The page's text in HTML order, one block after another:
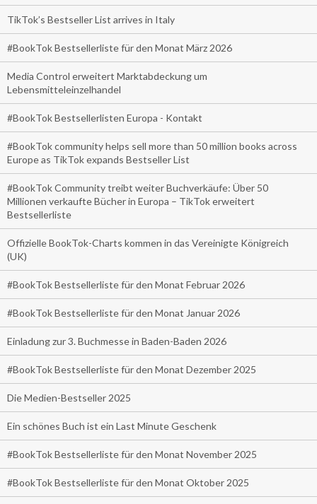
TikTok’s Bestseller List arrives in Italy
#BookTok Bestsellerliste für den Monat März 2026
Media Control erweitert Marktabdeckung um
Lebensmitteleinzelhandel
#BookTok Bestsellerlisten Europa - Kontakt
#BookTok community helps sell more than 50 million books across
Europe as TikTok expands Bestseller List
#BookTok Community treibt weiter Buchverkäufe: Über 50
Millionen verkaufte Bücher in Europa – TikTok erweitert
Bestsellerliste
Offizielle BookTok-Charts kommen in das Vereinigte Königreich
(UK)
#BookTok Bestsellerliste für den Monat Februar 2026
#BookTok Bestsellerliste für den Monat Januar 2026
Einladung zur 3. Buchmesse in Baden-Baden 2026
#BookTok Bestsellerliste für den Monat Dezember 2025
Die Medien-Bestseller 2025
Ein schönes Buch ist ein Last Minute Geschenk
#BookTok Bestsellerliste für den Monat November 2025
#BookTok Bestsellerliste für den Monat Oktober 2025